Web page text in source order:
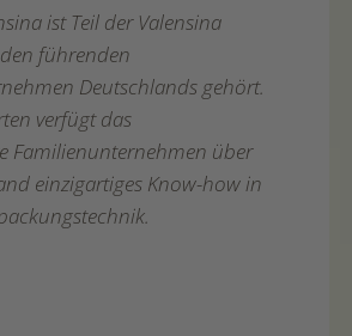
ist Teil der Valensina
führenden
Deutschlands gehört.
verfügt das
Familienunternehmen über
einzigartiges Know-how in